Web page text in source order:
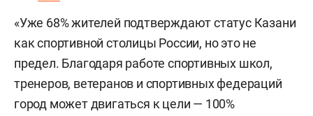
«Уже 68% жителей подтверждают статус Казани
как спортивной столицы России, но это не
предел. Благодаря работе спортивных школ,
тренеров, ветеранов и спортивных федераций
город может двигаться к цели — 100%